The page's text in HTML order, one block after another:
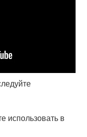
использовать в